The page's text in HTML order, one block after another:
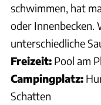
schwimmen, hat
oder Innenbecken.
unterschiedliche
Freizeit: Pool am
Campingplatz:
Schatten